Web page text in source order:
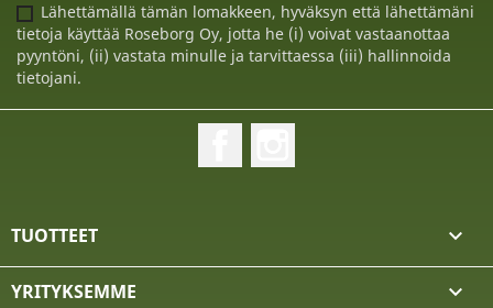
Lähettämällä tämän lomakkeen, hyväksyn että lähettämäni
tietoja käyttää Roseborg Oy, jotta he (i) voivat vastaanottaa
pyyntöni, (ii) vastata minulle ja tarvittaessa (iii) hallinnoida
tietojani.
TUOTTEET 
YRITYKSEMME 